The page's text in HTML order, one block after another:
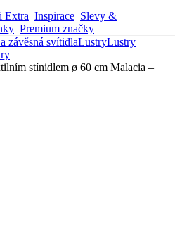
Extra Inspirace Slevy &
Premium značky
závěsná svítidlaLustryLustry